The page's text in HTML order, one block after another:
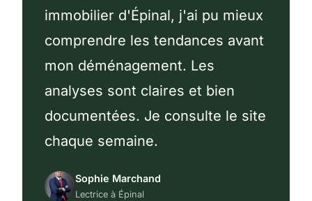
immobilier d'Épinal, j'ai pu mieux
comprendre les tendances avant
mon déménagement. Les
analyses sont claires et bien
documentées. Je consulte le site
chaque semaine.
Sophie Marchand
Lectrice à Épinal